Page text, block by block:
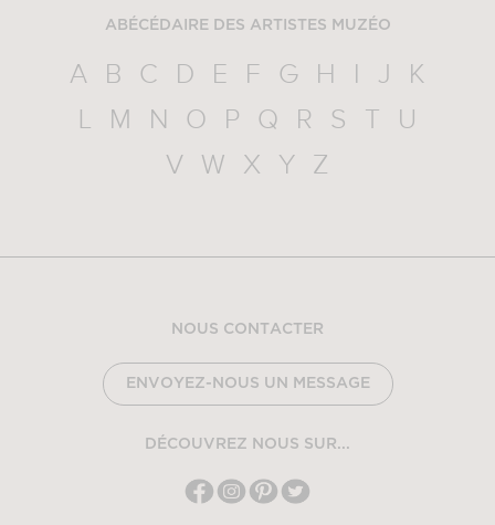
ABÉCÉDAIRE DES ARTISTES MUZÉO
A B C D E F G H I J
K
L
M N O P Q R S T
U
V
W X Y Z
NOUS CONTACTER
ENVOYEZ-NOUS UN MESSAGE
DÉCOUVREZ NOUS SUR...